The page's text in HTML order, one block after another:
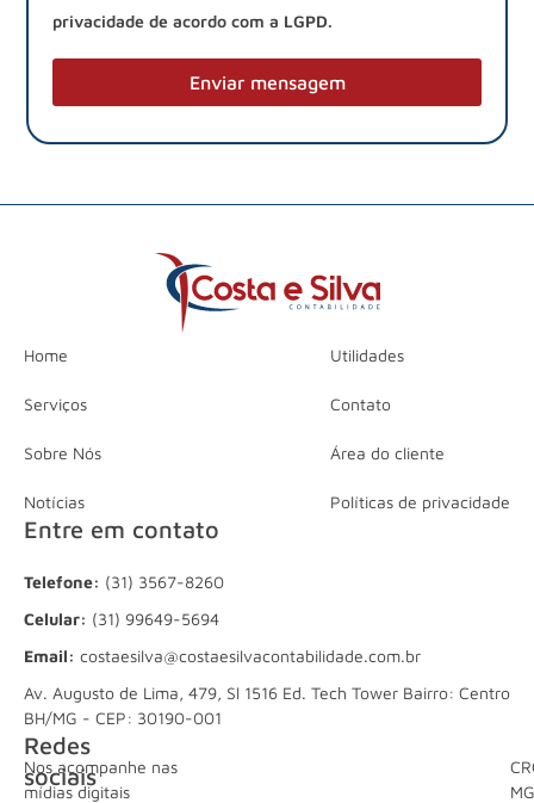
privacidade de acordo com a LGPD.
Enviar mensagem
Home
Serviços
Sobre Nós
Notícias
Utilidades
Contato
Área do cliente
Políticas de privacidade
Entre em contato
Telefone: (31) 3567-8260
Celular: (31) 99649-5694
Email: costaesilva@costaesilvacontabilidade.com.br
Av. Augusto de Lima, 479, Sl 1516 Ed. Tech Tower Bairro: Centro
BH/MG - CEP: 30190-001
Redes
sociais
Nos acompanhe nas
mídias digitais
MG